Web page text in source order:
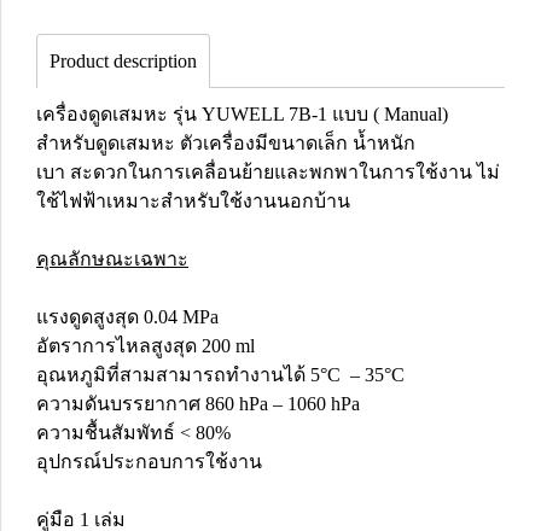
Product description
เครื่องดูดเสมหะ รุ่น YUWELL 7B-1 แบบ ( Manual)
สำหรับดูดเสมหะ ตัวเครื่องมีขนาดเล็ก น้ำหนัก
เบา สะดวกในการเคลื่อนย้ายและพกพาในการใช้งาน ไม่
ใช้ไฟฟ้าเหมาะสำหรับใช้งานนอกบ้าน
คุณลักษณะเฉพาะ
แรงดูดสูงสุด 0.04 MPa
อัตราการไหลสูงสุด 200 ml
อุณหภูมิที่สามสามารถทำงานได้ 5°C – 35°C
ความดันบรรยากาศ 860 hPa – 1060 hPa
ความชื้นสัมพัทธ์ < 80%
อุปกรณ์ประกอบการใช้งาน
คู่มือ 1 เล่ม